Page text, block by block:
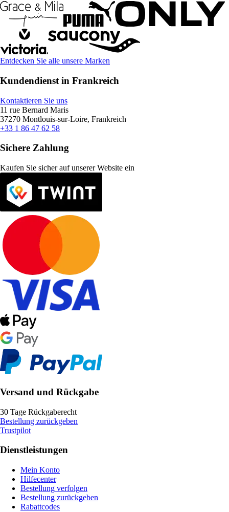
Entdecken Sie alle unsere Marken
Kundendienst in Frankreich
Kontaktieren Sie uns
11 rue Bernard Maris
37270 Montlouis-sur-Loire, Frankreich
+33 1 86 47 62 58
Sichere Zahlung
Kaufen Sie sicher auf unserer Website ein
Versand und Rückgabe
30 Tage Rückgaberecht
Bestellung zurückgeben
Trustpilot
Dienstleistungen
Mein Konto
Hilfecenter
Bestellung verfolgen
Bestellung zurückgeben
Rabattcodes